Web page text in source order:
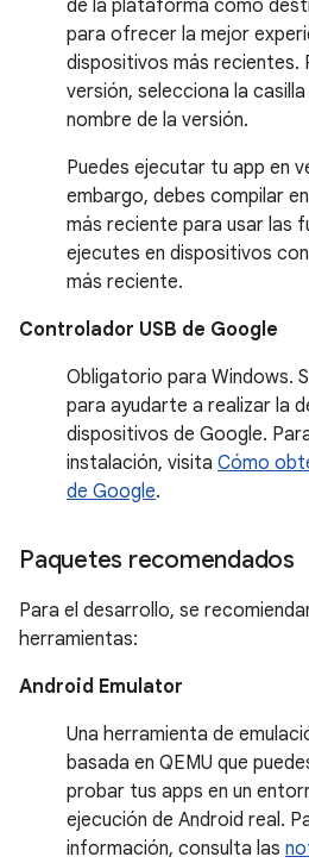
de la plataforma como
para ofrecer la mejor
dispositivos más recientes.
versión, selecciona la
nombre de la versión.
Puedes ejecutar tu app en
embargo, debes compilar
más reciente para usar las
ejecutes en dispositivos
más reciente.
Controlador USB de Google
Obligatorio para Windows.
para ayudarte a realizar la
dispositivos de Google.
instalación, visita Cómo
de Google.
Paquetes recomendados
Para el desarrollo, se
herramientas:
Android Emulator
Una herramienta de
basada en QEMU que
probar tus apps en un
ejecución de Android real.
información, consulta las